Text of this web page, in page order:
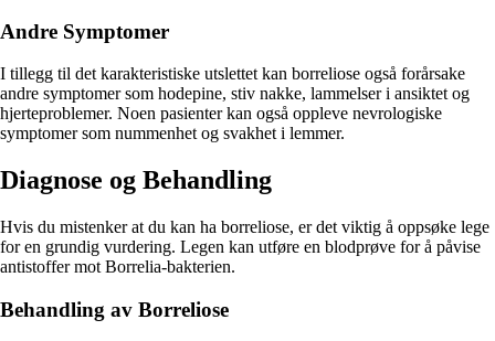
Andre Symptomer
I tillegg til det karakteristiske utslettet kan borreliose også forårsake
andre symptomer som hodepine, stiv nakke, lammelser i ansiktet og
hjerteproblemer. Noen pasienter kan også oppleve nevrologiske
symptomer som nummenhet og svakhet i lemmer.
Diagnose og Behandling
Hvis du mistenker at du kan ha borreliose, er det viktig å oppsøke lege
for en grundig vurdering. Legen kan utføre en blodprøve for å påvise
antistoffer mot Borrelia-bakterien.
Behandling av Borreliose